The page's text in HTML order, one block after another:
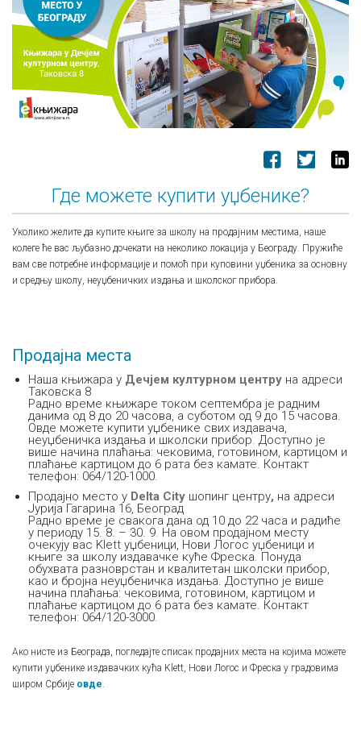
Где можете купити уџбенике?
Уколико желите да купите књиге за школу на продајним местима, наше
колеге ће вас љубазно дочекати на неколико локација у Београду. Пружиће
вам све потребне информације и помоћ при куповини уџбеника за основну
и средњу школу, неуџбеничких издања и школског прибора.
Продајна места
Наша књижара у Дечјем културном центру на адреси
Таковска 8
Радно време књижаре током септембра је радним
данима од 8 до 20 часова, а суботом од 9 до 15 часова.
Овде можете купити уџбенике свих издавача,
неуџбеничка издања и школски прибор. Доступно је
више начина плаћања: чековима, готовином, картицом и
плаћање картицом до 6 рата без камате. Контакт
телефон: 064/120-1000.
Продајно место у Delta City шопинг центру, на адреси
Јурија Гагарина 16, Београд
Радно време је свакога дана од 10 до 22 часa и радиће
у периоду 15. 8. – 30. 9. На овом продајном месту
очекују вас Klett уџбеници, Нови Логос уџбеници и
књиге за школу издавачке куће Фреска. Понуда
обухвата разноврстан и квалитетан школски прибор,
као и бројна неуџбеничка издања. Доступно је више
начина плаћања: чековима, готовином, картицом и
плаћање картицом до 6 рата без камате. Контакт
телефон: 064/120-3000.
Ако нисте из Београда, погледајте списак продајних места на којима можете
купити уџбенике издавачких кућа Klett, Нови Логос и Фреска у градовима
широм Србије овде.